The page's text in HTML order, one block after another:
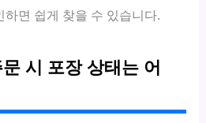
면 쉽게 찾을 수 있습니다.
시 포장 상태는 어